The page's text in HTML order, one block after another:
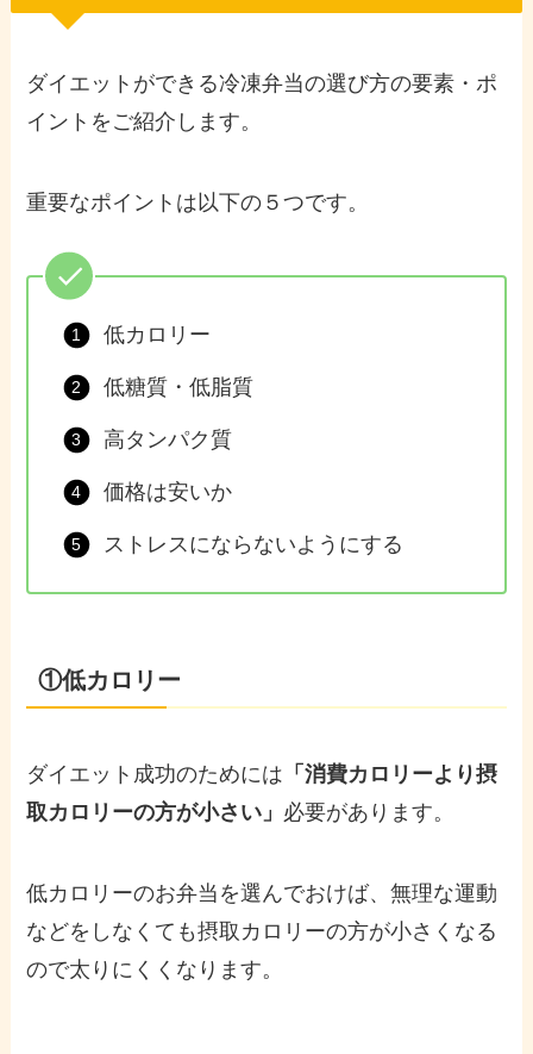
ダイエットができる冷凍弁当の選び方の要素・ポ
イントをご紹介します。
重要なポイントは以下の５つです。
低カロリー
低糖質・低脂質
高タンパク質
価格は安いか
ストレスにならないようにする
①低カロリー
ダイエット成功のためには 「消費カロリーより摂
取カロリーの方が小さい」 必要があります。
低カロリーのお弁当を選んでおけば、無理な運動
などをしなくても摂取カロリーの方が小さくなる
ので太りにくくなります。